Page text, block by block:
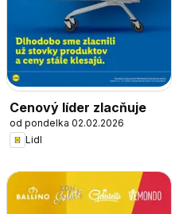
Cenový líder zlacňuje
od pondelka 02.02.2026
Lidl